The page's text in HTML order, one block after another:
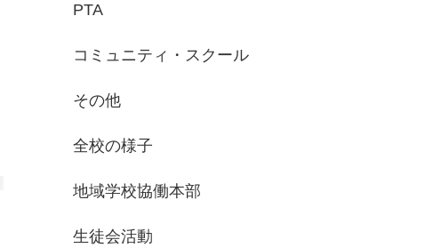
PTA
コミュニティ・スクール
その他
全校の様子
地域学校協働本部
生徒会活動